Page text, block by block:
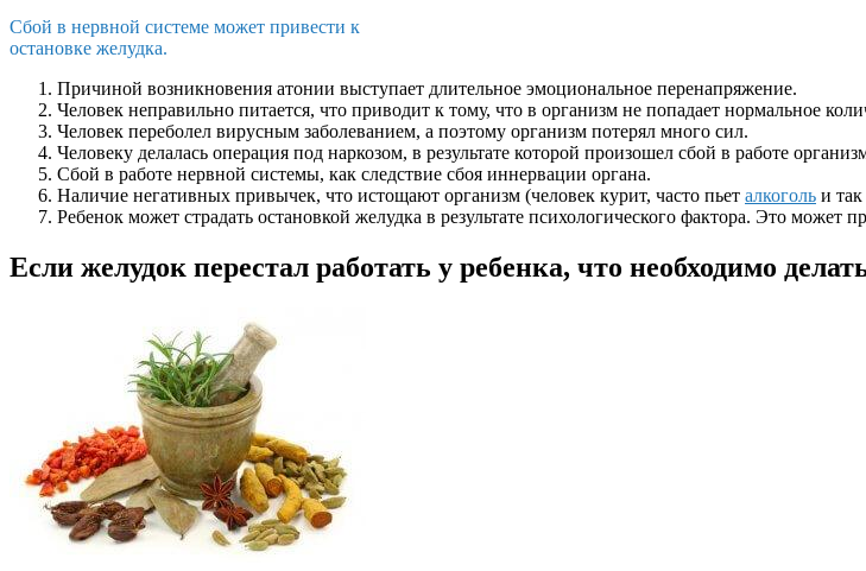
Сбой в нервной системе может привести к
остановке желудка.
Причиной возникновения атонии выступает длительное эмоциональное перенапряжение.
Человек неправильно питается, что приводит к тому, что в организм не попадает нормальное
Человек переболел вирусным заболеванием, а поэтому организм потерял много сил.
Человеку делалась операция под наркозом, в результате которой произошел сбой в работе
Сбой в работе нервной системы, как следствие сбоя иннервации органа.
Наличие негативных привычек, что истощают организм (человек курит, часто пьет алкоголь и так
Ребенок может страдать остановкой желудка в результате психологического фактора. Это
Если желудок перестал работать у ребенка, что необходимо